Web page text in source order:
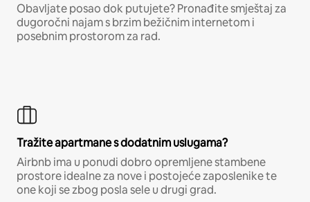
Obavljate posao dok putujete? Pronađite smještaj za
dugoročni najam s brzim bežičnim internetom i
posebnim prostorom za rad.
Tražite apartmane s dodatnim uslugama?
Airbnb ima u ponudi dobro opremljene stambene
prostore idealne za nove i postojeće zaposlenike te
one koji se zbog posla sele u drugi grad.